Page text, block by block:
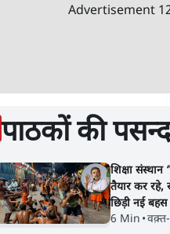
Advertisement
पाठकों की पसन्द
शिक्षा संस्थान
तैयार कर रहे,
छिड़ी नई बहस
6 Min •